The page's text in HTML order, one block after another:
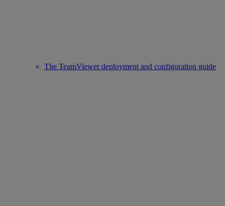
The TeamViewer deployment and configuration guide